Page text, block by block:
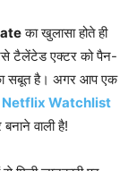
का खुलासा होते ही
टैलेंटेड एक्टर को पैन-
का सबूत है। अगर आप एक
Netflix Watchlist
वाली है!